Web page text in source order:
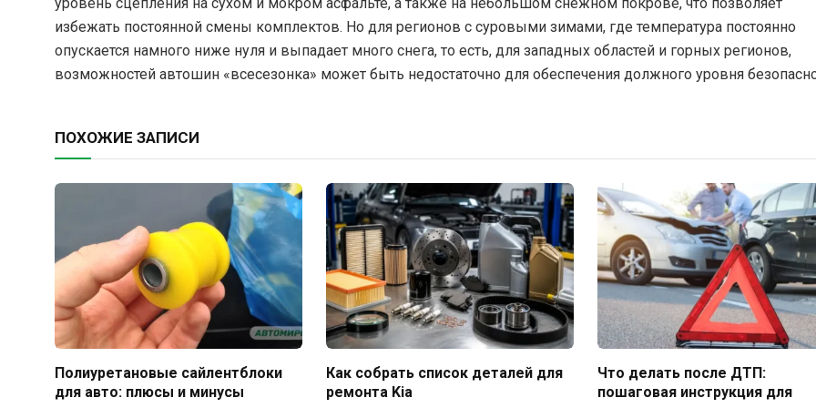
избежать постоянной смены комплектов. Но для регионов с суровыми зимами, где температура постоянно
опускается намного ниже нуля и выпадает много снега, то есть, для западных областей и горных регионов,
возможностей автошин «всесезонка» может быть недостаточно для обеспечения должного уровня
ПОХОЖИЕ ЗАПИСИ
Полиуретановые сайлентблоки
для авто: плюсы и минусы
Как собрать список деталей для
ремонта Kia
Что делать после ДТП:
пошаговая инструкция для